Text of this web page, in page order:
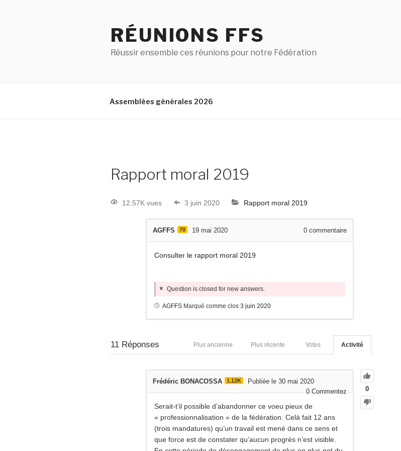
RÉUNIONS FFS
Réussir ensemble ces réunions pour notre Fédération
Assemblées générales 2026
Rapport moral 2019
12.57K vues 3 juin 2020 Rapport moral 2019
AGFFS 70 19 mai 2020 0 commentaire
Consulter le rapport moral 2019
Question is closed for new answers.
AGFFS Marqué comme clos 3 juin 2020
11 Réponses Activité
Votes
Plus récente
Plus ancienne
0
Frédéric BONACOSSA 1.12K
Publiée le 30 mai 2020
0Commentez
Serait-t’il possible d’abandonner ce voeu pieux de
« professionnalisation » de la fédération. Celà fait 12 ans
(trois mandatures) qu’un travail est mené dans ce sens et
que force est de constater qu’aucun progrès n’est visible.